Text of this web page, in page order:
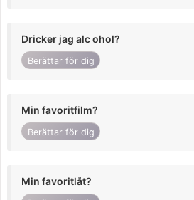
Dricker jag alc ohol?
Berättar för dig
Min favoritfilm?
Berättar för dig
Min favoritlåt?